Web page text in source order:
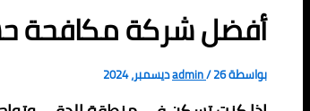
أفضل شركة مكافحة حشرات في
بواسطة admin/26 ديسمبر، 2024